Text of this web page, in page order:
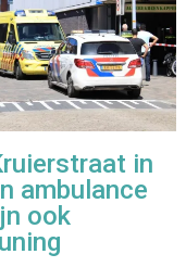
in
ambulance
ook